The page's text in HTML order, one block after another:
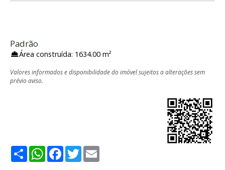
Padrão
Área construída: 1634.00 m²
Valores informados e disponibilidade do imóvel sujeitos a alterações sem
prévio aviso.
ShareWhatsApp
Facebook
Twitter